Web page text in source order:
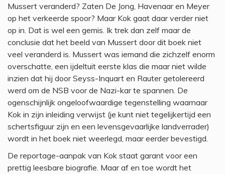
Mussert veranderd? Zaten De Jong, Havenaar en Meyer
op het verkeerde spoor? Maar Kok gaat daar verder niet
op in. Dat is wel een gemis. Ik trek dan zelf maar de
conclusie dat het beeld van Mussert door dit boek niet
veel veranderd is. Mussert was iemand die zichzelf enorm
overschatte, een ijdeltuit eerste klas die maar niet wilde
inzien dat hij door Seyss-Inquart en Rauter getolereerd
werd om de NSB voor de Nazi-kar te spannen. De
ogenschijnlijk ongeloofwaardige tegenstelling waarnaar
Kok in zijn inleiding verwijst (je kunt niet tegelijkertijd een
schertsfiguur zijn en een levensgevaarlijke landverrader)
wordt in het boek niet weerlegd, maar eerder bevestigd.
De reportage-aanpak van Kok staat garant voor een
prettig leesbare biografie. Maar af en toe wordt het